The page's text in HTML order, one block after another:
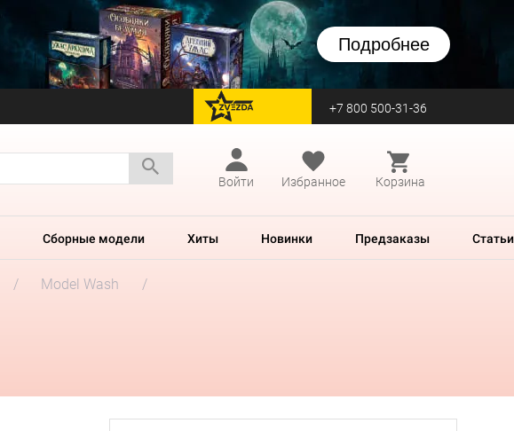
Подробнее
перейти на Zvezda +7 800 500-31-36
Войти
Избранное Корзина
Сборные модели Хиты Новинки Предзаказы Статьи
Model Wash